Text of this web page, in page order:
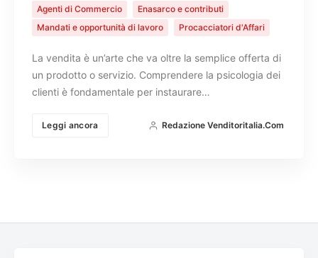
Agenti di Commercio
Enasarco e contributi
Mandati e opportunità di lavoro
Procacciatori d'Affari
La vendita è un’arte che va oltre la semplice offerta di
un prodotto o servizio. Comprendere la psicologia dei
clienti è fondamentale per instaurare…
Leggi ancora Redazione Venditoritalia.com